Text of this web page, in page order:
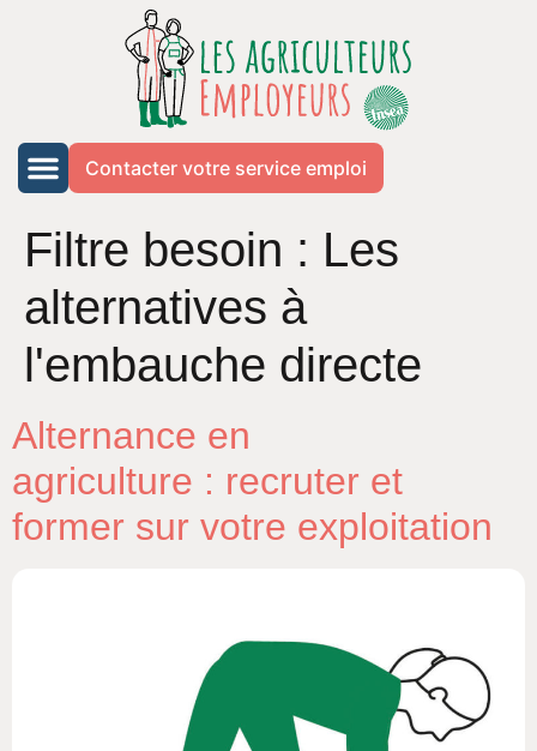
Contacter votre service emploi
Filtre besoin : Les
alternatives à
l'embauche directe
Alternance en
agriculture : recruter et
former sur votre exploitation